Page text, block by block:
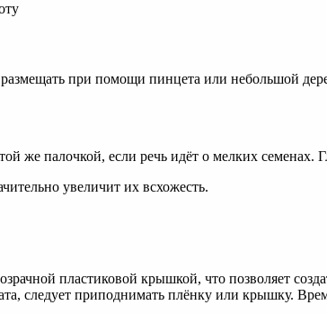
при помощи пинцета или небольшой
же палочкой, если речь идёт о мелких семенах.
увеличит их всхожесть.
пластиковой крышкой, что позволяет
следует приподнимать плёнку или крышку.